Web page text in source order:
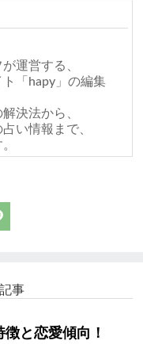
運営する、
「hapy」の編集
決法から、
い情報まで、
事
徴と恋愛傾向！